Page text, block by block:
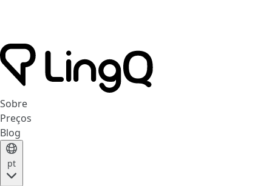
Sobre
Preços
Blog
pt